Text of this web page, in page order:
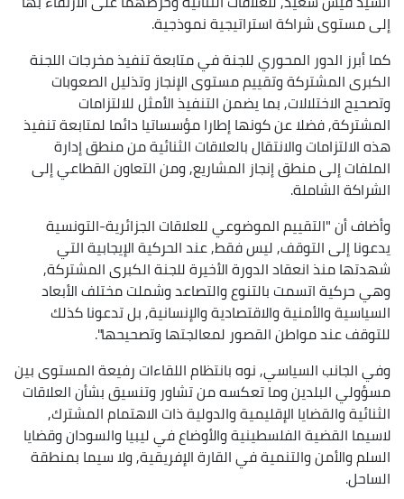
إلى مستوى شراكة استراتيجية نموذجية.
كما أبرز الدور المحوري للجنة في متابعة تنفيذ مخرجات اللجنة
الكبرى المشتركة وتقييم مستوى الإنجاز وتذليل الصعوبات
وتصحيح الاختلالات, بما يضمن التنفيذ الأمثل للالتزامات
المشتركة, فضلا عن كونها إطارا مؤسساتيا دائما لمتابعة تنفيذ
هذه الالتزامات والانتقال بالعلاقات الثنائية من منطق إدارة
الملفات إلى منطق إنجاز المشاريع, ومن التعاون القطاعي إلى
الشراكة الشاملة.
وأضاف أن "التقييم الموضوعي للعلاقات الجزائرية-التونسية
يدعونا إلى التوقف, ليس فقط, عند الحركية الإيجابية التي
شهدتها منذ انعقاد الدورة الأخيرة للجنة الكبرى المشتركة,
وهي حركية اتسمت بالتنوع والتصاعد وشملت مختلف الأبعاد
السياسية والأمنية والاقتصادية والإنسانية, بل تدعونا كذلك
للتوقف عند مواطن القصور لمعالجتها وتصحيحها".
وفي الجانب السياسي, نوه بانتظام اللقاءات رفيعة المستوى بين
مسؤولي البلدين وما تعكسه من تشاور وتنسيق بشأن العلاقات
الثنائية والقضايا الإقليمية والدولية ذات الاهتمام المشترك,
لاسيما القضية الفلسطينية والأوضاع في ليبيا والسودان وقضايا
السلم والأمن والتنمية في القارة الإفريقية, ولا سيما بمنطقة
الساحل.